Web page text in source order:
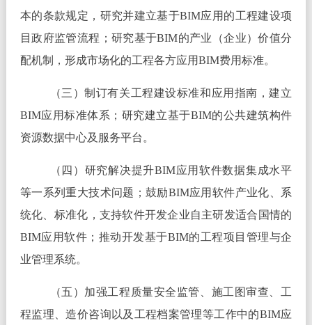
本的条款规定，研究并建立基于BIM应用的工程建设项
目政府监管流程；研究基于BIM的产业（企业）价值分
配机制，形成市场化的工程各方应用BIM费用标准。
（三）制订有关工程建设标准和应用指南，建立
BIM应用标准体系；研究建立基于BIM的公共建筑构件
资源数据中心及服务平台。
（四）研究解决提升BIM应用软件数据集成水平
等一系列重大技术问题；鼓励BIM应用软件产业化、系
统化、标准化，支持软件开发企业自主研发适合国情的
BIM应用软件；推动开发基于BIM的工程项目管理与企
业管理系统。
（五）加强工程质量安全监管、施工图审查、工
程监理、造价咨询以及工程档案管理等工作中的BIM应